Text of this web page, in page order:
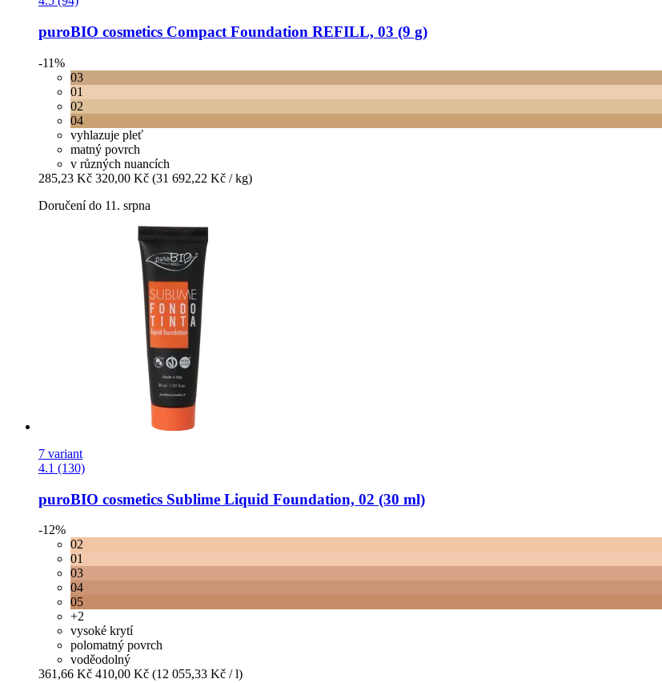
puroBIO cosmetics Compact Foundation REFILL, 03 (9 g)
-11%
03
01
02
04
vyhlazuje pleť
matný povrch
v různých nuancích
285,23 Kč 320,00 Kč (31 692,22 Kč / kg)
Doručení do 11. srpna
7 variant
4.1 (130)
puroBIO cosmetics Sublime Liquid Foundation, 02 (30 ml)
-12%
02
01
03
04
05
+2
vysoké krytí
polomatný povrch
voděodolný
361,66 Kč 410,00 Kč (12 055,33 Kč / l)